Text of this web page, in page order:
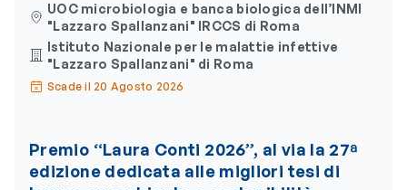
UOC microbiologia e banca biologica dell’INMI
"Lazzaro Spallanzani" IRCCS di Roma
Istituto Nazionale per le malattie infettive
"Lazzaro Spallanzani" di Roma
Scade il 20 Agosto 2026
Premio “Laura Conti 2026”, al via la 27ª
edizione dedicata alle migliori tesi di